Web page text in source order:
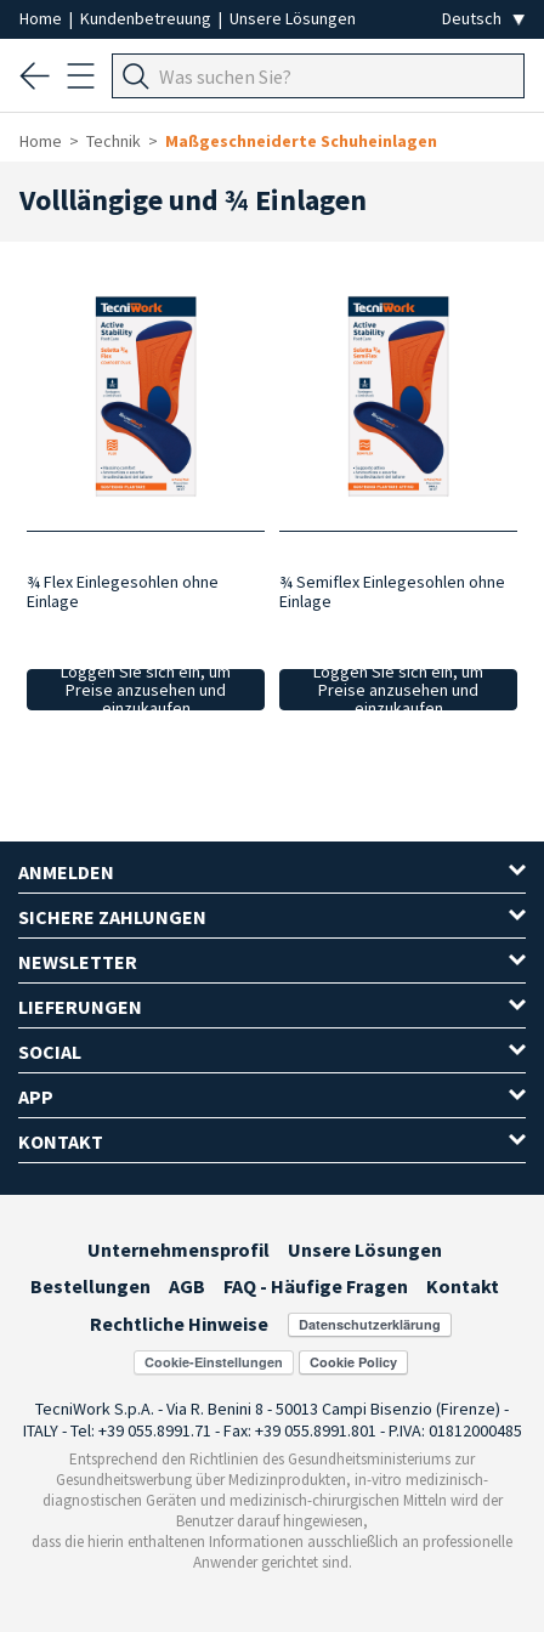
Home | Kundenbetreuung | Unsere Lösungen
Home Technik Maßgeschneiderte Schuheinlagen
Volllängige und ¾ Einlagen
¾ Flex Einlegesohlen ohne
Einlage
Loggen Sie sich ein, um
Preise anzusehen und
einzukaufen
¾ Semiflex Einlegesohlen ohne
Einlage
Loggen Sie sich ein, um
Preise anzusehen und
einzukaufen
ANMELDEN
SICHERE ZAHLUNGEN
NEWSLETTER
LIEFERUNGEN
SOCIAL
APP
KONTAKT
Unternehmensprofil
Unsere Lösungen
Bestellungen
AGB FAQ - Häufige Fragen
Kontakt
Rechtliche Hinweise
Cookie-Einstellungen
TecniWork S.p.A. - Via R. Benini 8 - 50013 Campi Bisenzio (Firenze) -
ITALY - Tel: +39 055.8991.71 - Fax: +39 055.8991.801 - P.IVA: 01812000485
Entsprechend den Richtlinien des Gesundheitsministeriums zur
Gesundheitswerbung über Medizinprodukten, in-vitro medizinisch-
diagnostischen Geräten und medizinisch-chirurgischen Mitteln wird der
Benutzer darauf hingewiesen,
dass die hierin enthaltenen Informationen ausschließlich an professionelle
Anwender gerichtet sind.